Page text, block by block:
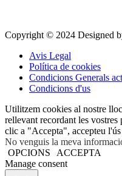
Copyright © 2024 Designed
Avis Legal
Política de cookies
Condicions Generals
Condicions d'us
Utilitzem cookies al nostre
rellevant recordant les
clic a "Accepta", accepteu
No venguis la meva
OPCIONS
ACCEPTA
Manage consent